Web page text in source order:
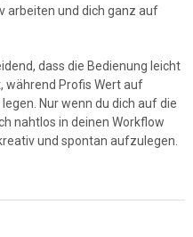
arbeiten und dich ganz auf
dass die Bedienung leicht
während Profis Wert auf
Nur wenn du dich auf die
nahtlos in deinen Workflow
und spontan aufzulegen.